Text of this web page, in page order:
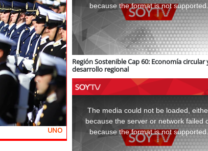
UNO
because the format is not supported.
Región Sostenible Cap 60: Economía circular
desarrollo regional
window.
The media could not be loaded,
because the server or network failed
because the format is not supported.